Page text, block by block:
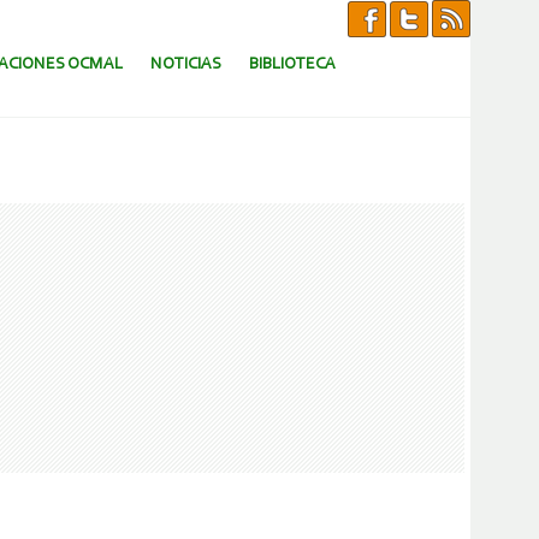
OCMAL NOTICIAS BIBLIOTECA